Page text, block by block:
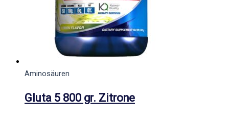
Aminosäuren
Gluta 5 800 gr. Zitrone